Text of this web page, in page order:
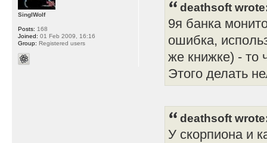
deathsoft
9я банка
ошибка,
же книжке) - то
Этого делать
deathsoft
У скорпиона и
SinglWolf
Posts: 168
Joined: 01 Feb 2009, 16:16
Group: Registered users